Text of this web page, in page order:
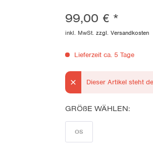
99,00 € *
inkl. MwSt.zzgl. Versandkosten
Lieferzeit ca. 5 Tage
Dieser Artikel steht
GRÖßE WÄHLEN:
OS